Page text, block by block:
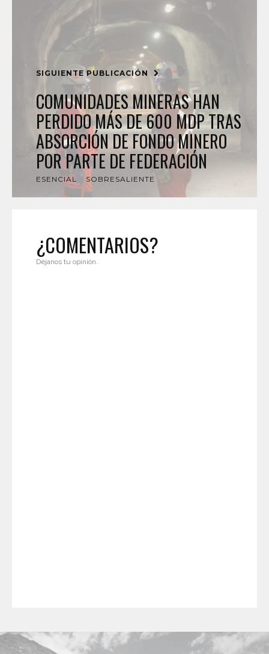
SIGUIENTE PUBLICACIÓN
COMUNIDADES MINERAS HAN
PERDIDO MÁS DE 600 MDP TRAS
ABSORCIÓN DE FONDO MINERO
POR PARTE DE FEDERACIÓN
ESENCIAL SOBRESALIENTE
¿COMENTARIOS?
Déjanos tu opinión.